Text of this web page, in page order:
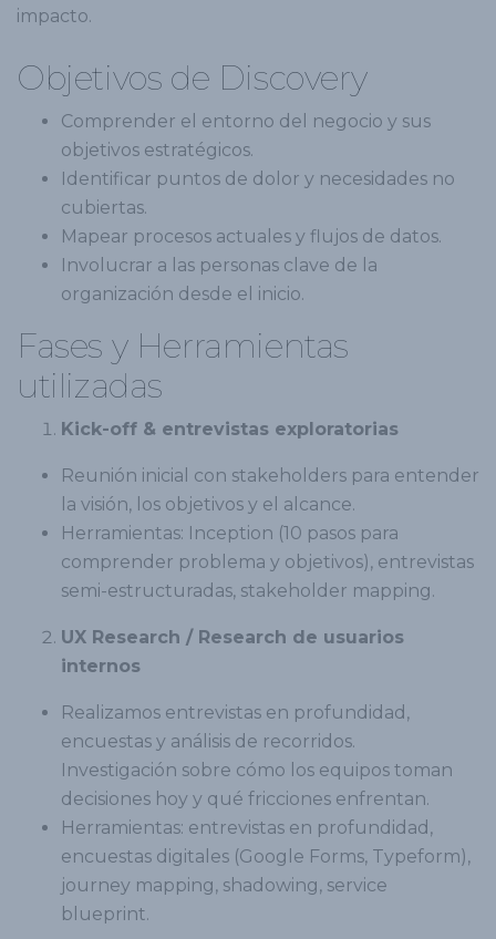
impacto.
Objetivos de Discovery
Comprender el entorno del negocio y sus
objetivos estratégicos.
Identificar puntos de dolor y necesidades no
cubiertas.
Mapear procesos actuales y flujos de datos.
Involucrar a las personas clave de la
organización desde el inicio.
Fases y Herramientas
utilizadas
Kick-off & entrevistas exploratorias
Reunión inicial con stakeholders para entender
la visión, los objetivos y el alcance.
Herramientas: Inception (10 pasos para
comprender problema y objetivos), entrevistas
semi-estructuradas, stakeholder mapping.
UX Research / Research de usuarios
internos
Realizamos entrevistas en profundidad,
encuestas y análisis de recorridos.
Investigación sobre cómo los equipos toman
decisiones hoy y qué fricciones enfrentan.
Herramientas: entrevistas en profundidad,
encuestas digitales (Google Forms, Typeform),
journey mapping, shadowing, service
blueprint.